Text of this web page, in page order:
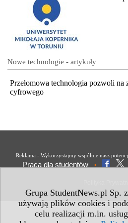
Grupa StudentNews.pl Sp.
używają plików cookies i
celu realizacji m.in.
Nowe technologie - artykuły
Przełomowa technologia pozwoli na
cyfrowego
Reklama - Wykorzystajmy wspólnie nasz
Praca dla studentów •